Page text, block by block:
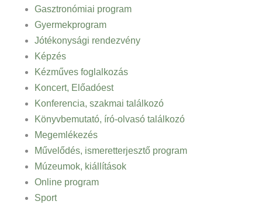
Gasztronómiai program
Gyermekprogram
Jótékonysági rendezvény
Képzés
Kézműves foglalkozás
Koncert, Előadóest
Konferencia, szakmai találkozó
Könyvbemutató, író-olvasó találkozó
Megemlékezés
Művelődés, ismeretterjesztő program
Múzeumok, kiállítások
Online program
Sport